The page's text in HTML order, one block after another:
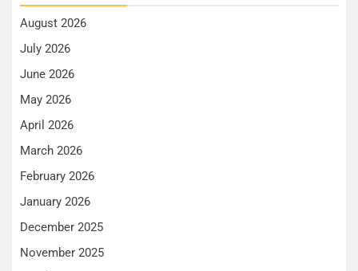
August 2026
July 2026
June 2026
May 2026
April 2026
March 2026
February 2026
January 2026
December 2025
November 2025